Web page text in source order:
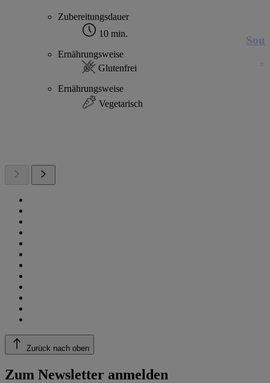
Zubereitungsdauer
10 min.
Ernährungsweise
Glutenfrei
Ernährungsweise
Vegetarisch
Zurück nach oben
Zum Newsletter anmelden